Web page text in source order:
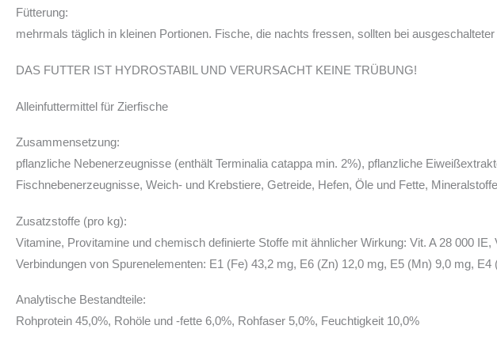
Fütterung:
mehrmals täglich in kleinen Portionen. Fische, die nachts fressen, sollten bei
DAS FUTTER IST HYDROSTABIL UND VERURSACHT KEINE TRÜBUNG!
Alleinfuttermittel für Zierfische
Zusammensetzung:
pflanzliche Nebenerzeugnisse (enthält Terminalia catappa min. 2%), pflanzliche
Fischnebenerzeugnisse, Weich- und Krebstiere, Getreide, Hefen, Öle und Fette,
Zusatzstoffe (pro kg):
Vitamine, Provitamine und chemisch definierte Stoffe mit ähnlicher Wirkung: Vit. A 28 000
Verbindungen von Spurenelementen: E1 (Fe) 43,2 mg, E6 (Zn) 12,0 mg, E5 (Mn) 9,0 mg,
Analytische Bestandteile:
Rohprotein 45,0%, Rohöle und -fette 6,0%, Rohfaser 5,0%, Feuchtigkeit 10,0%